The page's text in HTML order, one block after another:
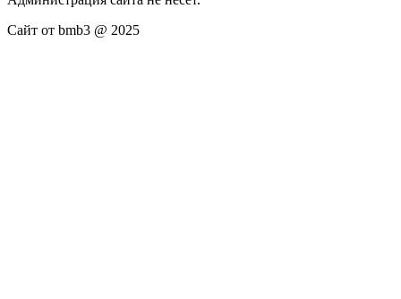
Сайт от bmb3 @ 2025